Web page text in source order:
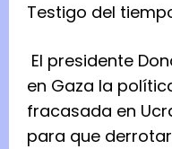
Testigo del
El presidente
en Gaza la
fracasada en
para que